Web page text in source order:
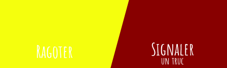
Ragoter Signaler
un truc